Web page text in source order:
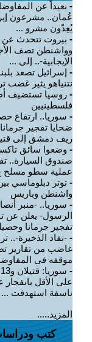
- بعيداً عن
عُمان.. مشرعون
يُعِدّون مشرو ...
- بيروت تتحدث عن
وواشنطن تصف
الإيجابية-.. إلى ...
- إسرائيل تصعد
نتنياهو يثير غضب
- روسيا تستضيف
فلسطينيين
- سوريا.. ارتفاع
ضحايا تفجير
ريف دمشق إلى
- وضعوا سائق
صندوق السيارة..
عملية سطو مسلح
- توتر دبلوماسي
واشنطن وباريس
- سوريا.. -منبر
الرسول- يعلن عن
تفجير جرمانا
- -نفاد الذخيرة-..
غاضب من تقارير
موقفه في
-
على الأقل بانفجار
ناسفة استهدفت ...
المزيد.....
كتب